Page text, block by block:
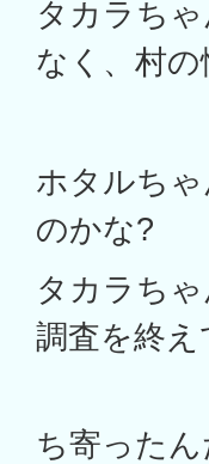
タカラち
なく、村
よ
ホタルち
のかな?
タカラち
調査を終え
に丹波
ち寄った